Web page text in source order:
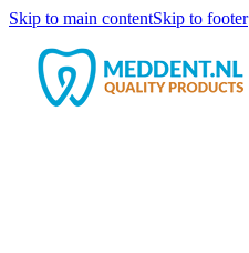
Skip to main contentSkip to footer